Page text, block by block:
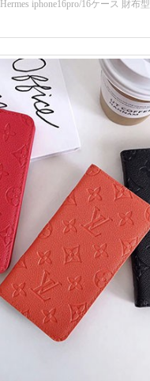
iphone16pro/16ケース 財布
アイフォーン15/14/13ケース 手帳